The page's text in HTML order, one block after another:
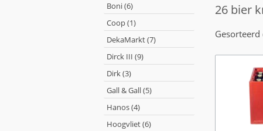
Boni (6)
Coop (1)
DekaMarkt (7)
Dirck III (9)
Dirk (3)
Gall & Gall (5)
Hanos (4)
Hoogvliet (6)
26 bier
Gesorteerd